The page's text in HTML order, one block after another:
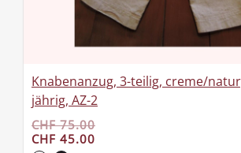
Knabenanzug, 3-teilig, creme/
jährig, AZ-2
CHF 75.00
CHF 45.00